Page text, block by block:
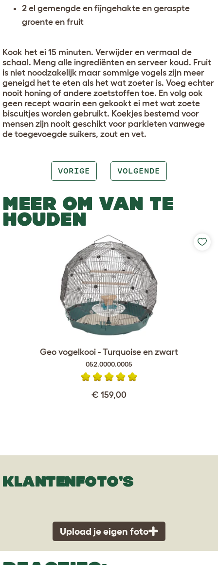
2 el gemengde en fijngehakte en geraspte
groente en fruit
Kook het ei 15 minuten. Verwijder en vermaal de
schaal. Meng alle ingrediënten en serveer koud. Fruit
is niet noodzakelijk maar sommige vogels zijn meer
geneigd het te eten als het wat zoeter is. Voeg echter
nooit honing of andere zoetstoffen toe. En volg ook
geen recept waarin een gekookt ei met wat zoete
biscuitjes worden gebruikt. Koekjes bestemd voor
mensen zijn nooit geschikt voor parkieten vanwege
de toegevoegde suikers, zout en vet.
VORIGE VOLGENDE
MEER OM VAN TE
HOUDEN
Geo vogelkooi - Turquoise en zwart
052.0000.0005
€ 159,00
KLANTENFOTO'S
Upload je eigen foto